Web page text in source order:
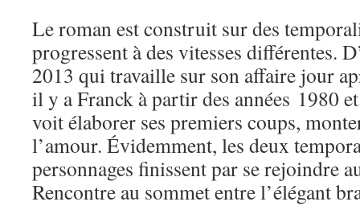
Le roman est construit sur des
progressent à des vitesses différentes.
2013 qui travaille sur son affaire jour
il y a Franck à partir des années 1980
voit élaborer ses premiers coups,
l’amour. Évidemment, les deux
personnages finissent par se rejoindre
Rencontre au sommet entre l’élégant